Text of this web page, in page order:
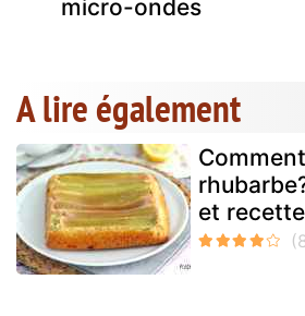
micro-ondes
A lire également
et